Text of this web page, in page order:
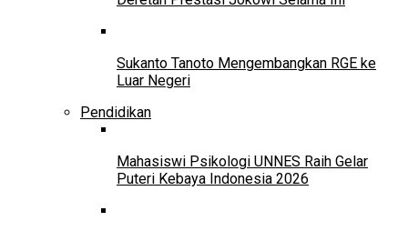
Sukanto Tanoto Mengembangkan RGE ke
Luar Negeri
Pendidikan
Mahasiswi Psikologi UNNES Raih Gelar
Puteri Kebaya Indonesia 2026